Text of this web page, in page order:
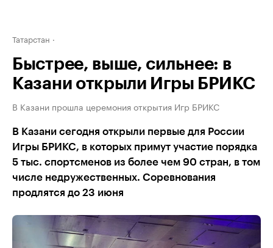
Татарстан
Быстрее, выше, сильнее: в
Казани открыли Игры БРИКС
В Казани прошла церемония открытия Игр БРИКС
В Казани сегодня открыли первые для России
Игры БРИКС, в которых примут участие порядка
5 тыс. спортсменов из более чем 90 стран, в том
числе недружественных. Соревнования
продлятся до 23 июня